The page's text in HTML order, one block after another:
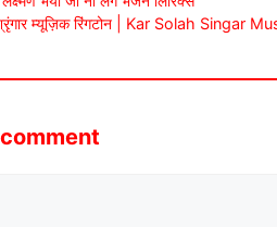
म्यूज़िक रिंगटोन | Kar Solah Singar